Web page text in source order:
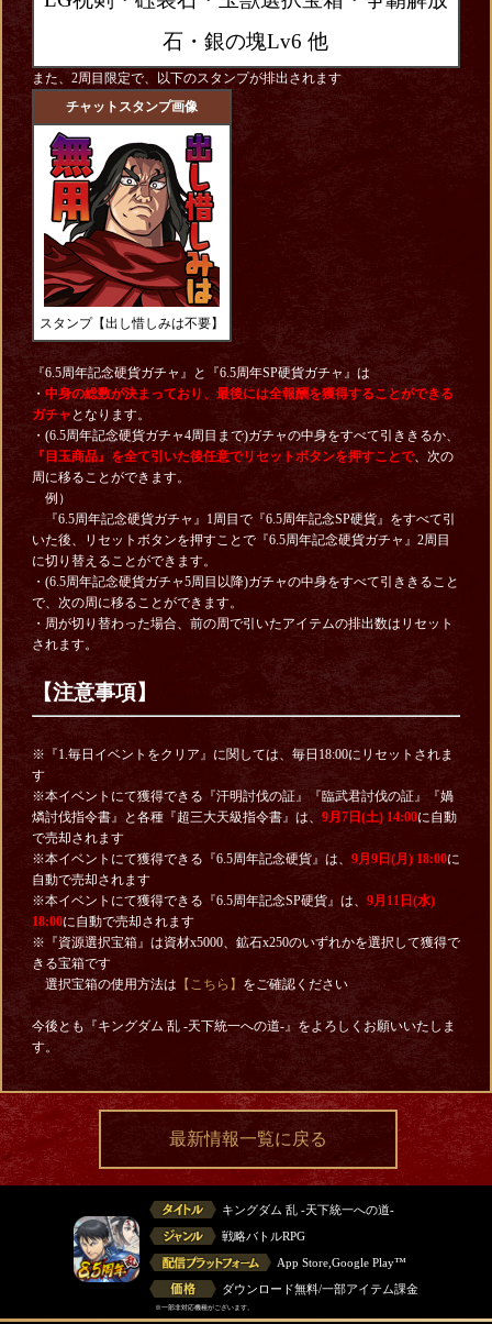
石・銀の塊Lv6 他
また、2周目限定で、以下のスタンプが排出されます
チャットスタンプ画像
スタンプ【出し惜しみは不要】
『6.5周年記念硬貨ガチャ』と『6.5周年SP硬貨ガチャ』は
・ 中身の総数が決まっており、最後には全報酬を獲得することができる
ガチャ となります。
・(6.5周年記念硬貨ガチャ4周目まで)ガチャの中身をすべて引ききるか、
『目玉商品』を全て引いた後任意でリセットボタンを押すことで、次の
周に移ることができます。
例）
『6.5周年記念硬貨ガチャ』1周目で『6.5周年記念SP硬貨』をすべて引
いた後、リセットボタンを押すことで『6.5周年記念硬貨ガチャ』2周目
に切り替えることができます。
・(6.5周年記念硬貨ガチャ5周目以降)ガチャの中身をすべて引ききること
で、次の周に移ることができます。
・周が切り替わった場合、前の周で引いたアイテムの排出数はリセット
されます。
【注意事項】
※『1.毎日イベントをクリア』に関しては、毎日18:00にリセットされま
す
※本イベントにて獲得できる『汗明討伐の証』『臨武君討伐の証』『媧
燐討伐指令書』と各種『超三大天級指令書』は、 9月7日(土) 14:00に自動
で売却されます
※本イベントにて獲得できる『6.5周年記念硬貨』は、 9月9日(月) 18:00に
自動で売却されます
※本イベントにて獲得できる『6.5周年記念SP硬貨』は、 9月11日(水)
18:00に自動で売却されます
※『資源選択宝箱』は資材x5000、鉱石x250のいずれかを選択して獲得で
きる宝箱です
選択宝箱の使用方法は 【こちら】 をご確認ください
今後とも『キングダム 乱 -天下統一への道-』をよろしくお願いいたしま
す。
最新情報一覧に戻る
キングダム 乱 -天下統一への道-
戦略バトルRPG
App Store,Google Play™
ダウンロード無料/一部アイテム課金
※一部非対応機種がございます。